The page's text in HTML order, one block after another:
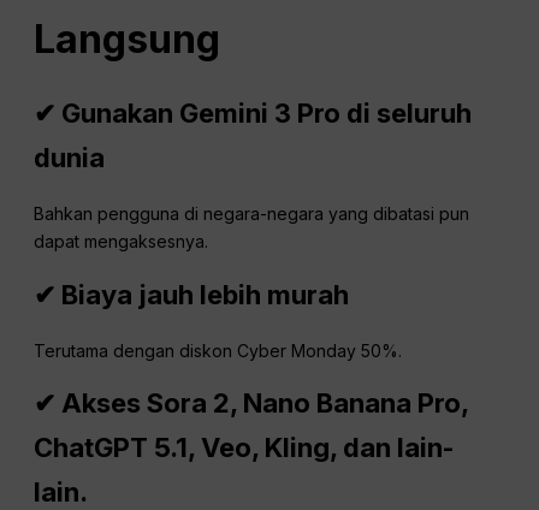
Langsung
✔ Gunakan Gemini 3 Pro di seluruh
dunia
Bahkan pengguna di negara-negara yang dibatasi pun
dapat mengaksesnya.
✔ Biaya jauh lebih murah
Terutama dengan diskon Cyber Monday 50%.
✔ Akses Sora 2, Nano Banana Pro,
ChatGPT 5.1, Veo, Kling, dan lain-
lain.